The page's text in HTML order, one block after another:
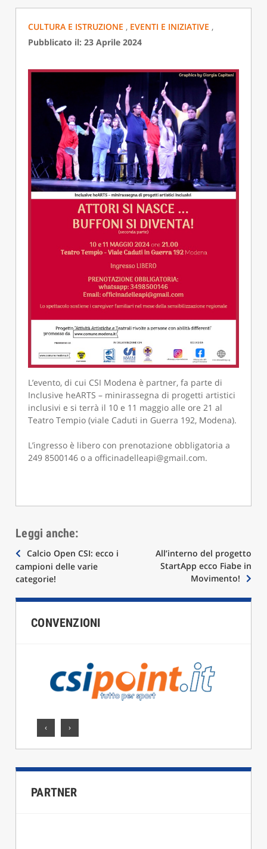
CULTURA E ISTRUZIONE , EVENTI E INIZIATIVE ,
Pubblicato il: 23 Aprile 2024
L’evento, di cui CSI Modena è partner, fa parte di
Inclusive heARTS – minirassegna di progetti artistici
inclusivi e si terrà il 10 e 11 maggio alle ore 21 al
Teatro Tempio (viale Caduti in Guerra 192, Modena).
L’ingresso è libero con prenotazione obbligatoria a
249 8500146 o a officinadelleapi@gmail.com.
Leggi anche:
Navigazione
articoli
Calcio Open CSI: ecco i
campioni delle varie
categorie!
All’interno del progetto
StartApp ecco Fiabe in
Movimento!
CONVENZIONI
‹ ›
PARTNER